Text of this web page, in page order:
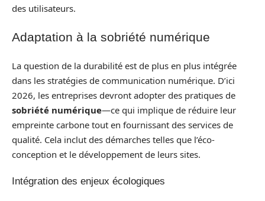
des utilisateurs.
Adaptation à la sobriété numérique
La question de la durabilité est de plus en plus intégrée
dans les stratégies de communication numérique. D’ici
2026, les entreprises devront adopter des pratiques de
sobriété numérique—ce qui implique de réduire leur
empreinte carbone tout en fournissant des services de
qualité. Cela inclut des démarches telles que l’éco-
conception et le développement de leurs sites.
Intégration des enjeux écologiques